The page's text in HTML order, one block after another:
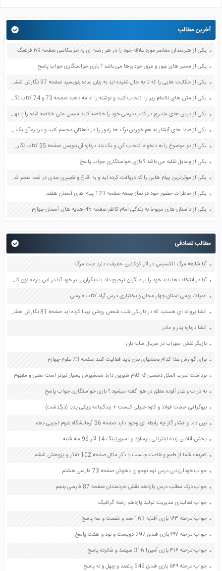
آخرین مطالب
یکی از هنرمندان معاصر مورد علاقه خود را در هر رشته ای به جز عکاسی صفحه 69 فرهنگ و هنر نهم
یکی از مسیر های عبور و مرور خودروها می باشد ؟ بازی خواستگاری جواب پاسخ
یکی از حکایت هایی را که تا به حال شنیده اید به زبان ساده بنویسید صفحه 97 نگارش ششم دبستان
یکی از متن های ناتمام زیر را انتخاب کنید و نوشته را ادامه دهید صفحه 73 و 74 کتاب نگارش فارسی پنجم دبستان
یکی از درس های مندرج در کتاب درسی خود را خلاصه کنید سپس متن خلاصه شده را با بهره گیری از روش های دسته بندی نمودار جدول نقشه مفهومی نشان دهید صفحه 118 نگارش یازدهم
یکی از صدا های آبشار به هم خوردن برگ ها زنبور را در ذهنتان مجسم کنید و درباره آن یک بند بنویسید صفحه 11 نگارش پنجم
یکی از دو موضوع را به دلخواه انتخاب کن و یک بند درباره آن بنویس صفحه 35 کتاب نگارش فارسی سوم
یکی از وسایل نقلیه می باشد ؟ بازی خواستگاری جواب پاسخ
یکی از موثرترین پیام هایی را که دریافت کرده اید و به اقناع و تغییری جدی در شما منجر شده است برسی کنید و علت این تاثیر گذاری قابل توجه را بنویسید صفحه 52 تفکر و سواد رسانه ای دهم
یکی از خاطرات حضور خود در نماز جمعه صفحه 123 پیام های آسمان هفتم
یکی از داستان های مربوط به زندگی امام کاظم صفحه 45 هدیه های آسمان چهارم
مطالب تصادفی
آیا شایعه مرگ الکسیس در اثر کوکائین حقیقت دارد علت مرگ
آیا در انتخاب ها باید خود را بر دیگران ترجیح داد یا دیگران را بر خود آیا در این باره قانون کلی وجود دارد صفحه 28 تفکر و پژوهش ششم
ادبیات بومی استان چهار محال و بختیاری درس آزاد کتاب فارسی
انشا پروانه ای هستید که در تاریکی شب شمعی روشن پیدا کرده اید صفحه 81 نگارش هشتم
انشا درباره پدر و مادر
بازیگر نقش سهراب در سریال سایه بان
برای گوارش غذا کدام بخشهای بدن باید فعالیت کنند صفحه 73 علوم چهارم
برداشت ضرب المثل دشمنی که کلام شیرین دارد شمشیرش بسیار تیزتر است معنی و مفهوم صفحه 54 تفکر و سبک زندگی هشتم
به ذرات و غبار آلوده معلق در هوا گفته میشود ؟ بازی خواستگاری جواب پاسخ
بیوگرافی حجت فولاد و كاوه خليلی کیست + زندگینامه ویکی پدیا (درگذشت)
بین دما و فشار گاز چه رابطه ای وجود دارد صفحه 36 آزمایشگاه علوم تجربی دهم
پخش آنلاین زنده اینترنتی بارسلونا و اسپورتینگ 14 آذر 96 سه شنبه
تعریف شما از طمع و قناعت چیست با ذکر مثال صفحه 102 تفکر و پژوهش ششم
جواب خودارزیابی درس نهم نوجوان باهوش صفحه 73 فارسی هشتم
جواب درک مطلب درس یازدهم نقش خردمندان صفحه 87 فارسی پنجم
جواب فعالیتای مدیریت تولید یازدهم رشته گرافیک
جواب مرحله ۱۶۳ بازی آفتابه 163 صد و شصت و سه پاسخ
جواب مرحله ۲۹۷ بازی فندق 297 دویست و نود و هفت پاسخ
جواب مرحله ۳۱۶ بازی آمیرزا 316 سیصد و شانزده پاسخ
جواب مرحله ۵۴۹ بازی فندق 549 پانصد و چهل و نه پاسخ